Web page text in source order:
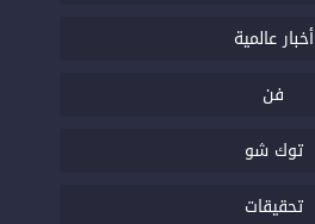
أخبار عالمية
فن
توك شو
تحقيقات